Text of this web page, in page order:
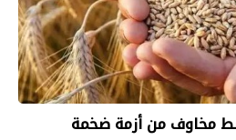
مخاوف من أزمة ضخمة